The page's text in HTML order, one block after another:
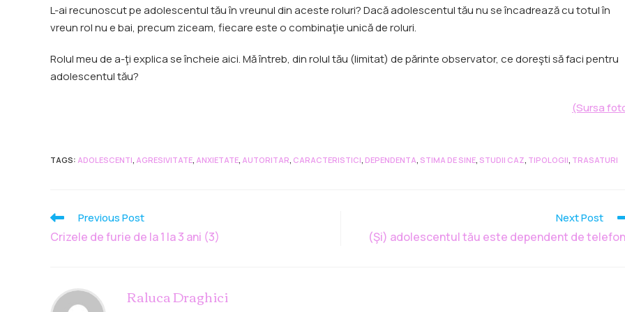
L-ai recunoscut pe adolescentul tău în vreunul din aceste roluri? Dacă adolescentul tău nu se încadrează cu totul în
vreun rol nu e bai, precum ziceam, fiecare este o combinaţie unică de roluri.
Rolul meu de a-ţi explica se încheie aici. Mă întreb, din rolul tău (limitat) de părinte observator, ce doreşti să faci pentru
adolescentul tău?
(Sursa
TAGS: ADOLESCENTI AGRESIVITATE ANXIETATE AUTORITAR CARACTERISTICI DEPENDENTA STIMA DE SINE STUDII CAZ TIPOLOGII TRASATURI
Previous Post
Crizele de furie de la 1 la 3 ani (3)
Next Post
(Şi) adolescentul tău este dependent de
Raluca Draghici